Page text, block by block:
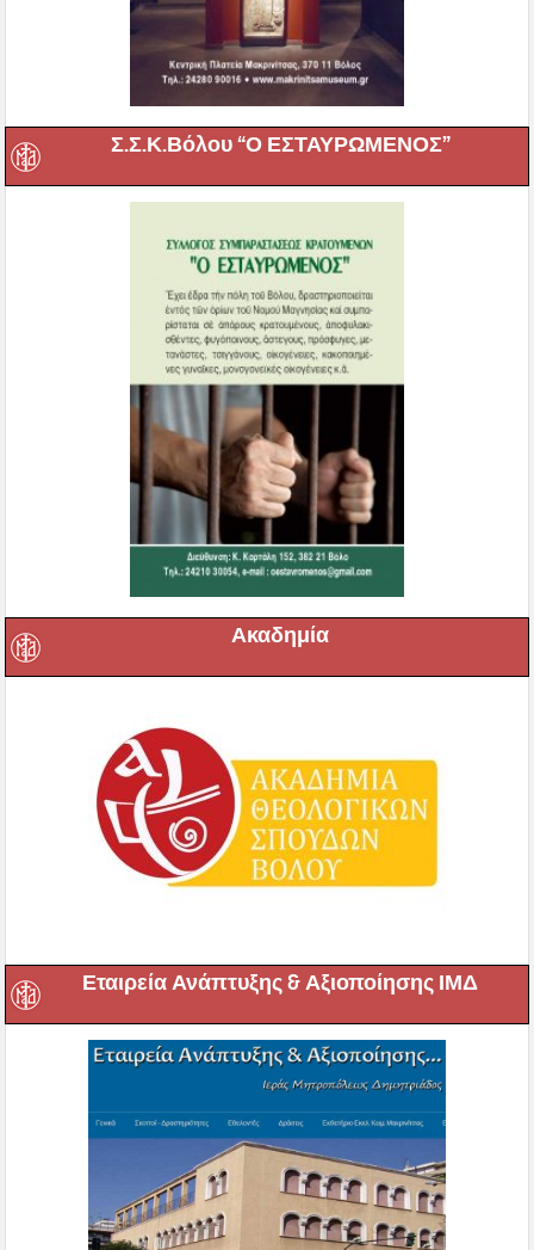
Σ.Σ.Κ.Βόλου “Ο ΕΣΤΑΥΡΩΜΕΝΟΣ”
Ακαδημία
Εταιρεία Ανάπτυξης & Αξιοποίησης ΙΜΔ